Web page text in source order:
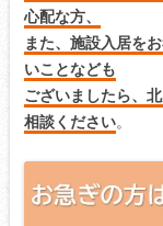
心配な方、
また、施設入居を
いことなども
ございましたら、
相談ください。